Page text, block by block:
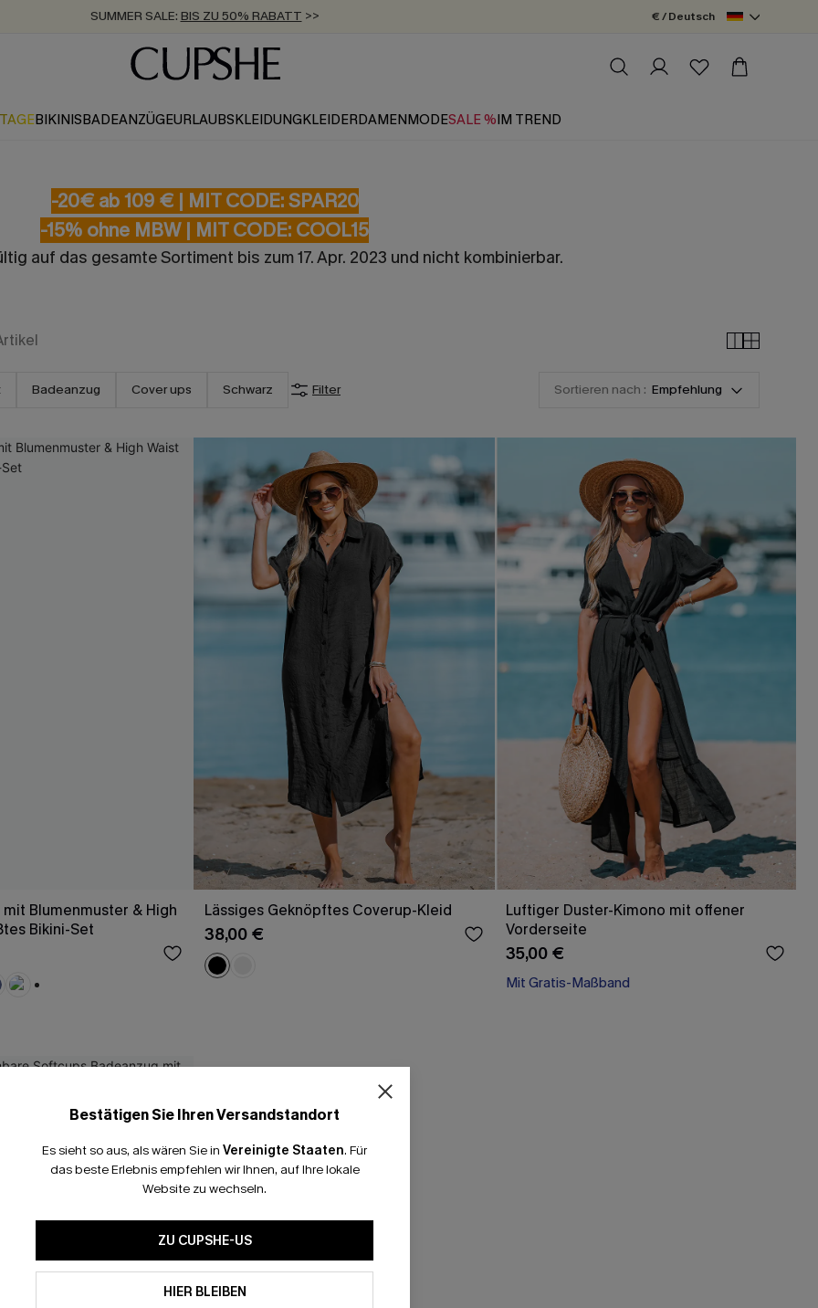
SUMMER SALE: BIS ZU 50% RABATT >>
ZUM NEWSLETTER:BIS ZU -20% EXTRA ERHALTEN
KOSTENLOSER VERSAND AB 89 €
€ / Deutsch
BIKINISBADEANZÜGEURLAUBSKLEIDUNGKLEIDERDAMENMODESALE %IM TREND
-20€ ab 109 € | MIT CODE: SPAR20
-15% ohne MBW | MIT CODE: COOL15
auf das gesamte Sortiment bis zum 17. Apr. 2023 und nicht kombinierbar.
Badeanzug Cover ups Schwarz Filter Sortieren nach : Empfehlung
Blumenmuster & High
Bikini-Set
Lässiges Geknöpftes Coverup-Kleid
38,00 €
Luftiger Duster-Kimono mit offener
Vorderseite
35,00 €
Mit Gratis-Maßband
Bestätigen Sie Ihren Versandstandort
Es sieht so aus, als wären Sie in Vereinigte Staaten. Für
das beste Erlebnis empfehlen wir Ihnen, auf Ihre lokale
Website zu wechseln.
ZU CUPSHE-US
HIER BLEIBEN